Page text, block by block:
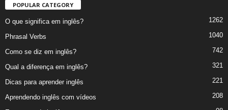
POPULAR CATEGORY
O que significa em inglês? 1262
Phrasal Verbs 1040
Como se diz em inglês? 742
Qual a diferença em inglês? 321
Dicas para aprender inglês 221
Aprendendo inglês com vídeos 208